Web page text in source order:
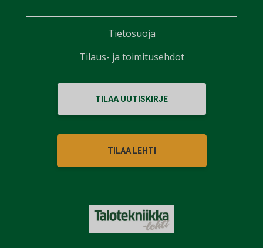
TILAA UUTISKIRJE
TILAA LEHTI
Tietosuoja
Tilaus- ja toimitusehdot